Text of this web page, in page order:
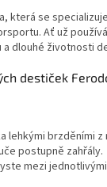
která se
Ať už
dlouhé životnosti
destiček
lehkými brzděními
postupně zahřály.
mezi